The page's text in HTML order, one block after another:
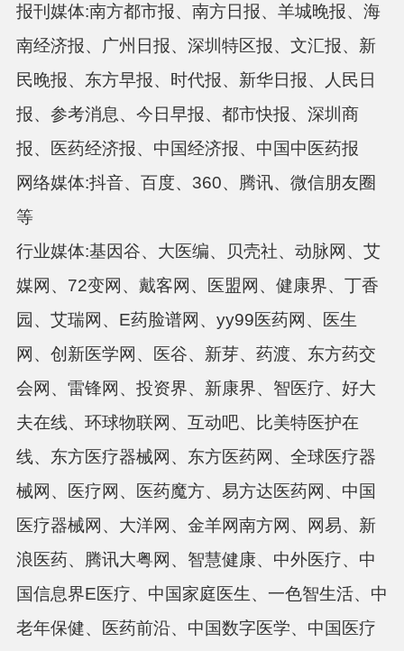
报刊媒体:南方都市报、南方日报、羊城晚报、海
南经济报、广州日报、深圳特区报、文汇报、新
民晚报、东方早报、时代报、新华日报、人民日
报、参考消息、今日早报、都市快报、深圳商
报、医药经济报、中国经济报、中国中医药报
网络媒体:抖音、百度、 360、腾讯、微信朋友圈
等
行业媒体:基因谷、大医编、贝壳社、动脉网、艾
媒网、 72变网、戴客网、医盟网、健康界、丁香
园、艾瑞网、E药脸谱网、yy99医药网、医生
网、创新医学网、医谷、新芽、药渡、东方药交
会网、雷锋网、投资界、新康界、智医疗、好大
夫在线、环球物联网、互动吧、比美特医护在
线、东方医疗器械网、东方医药网、全球医疗器
械网、医疗网、医药魔方、易方达医药网、中国
医疗器械网、大洋网、金羊网南方网、网易、新
浪医药、腾讯大粤网、智慧健康、中外医疗、中
国信息界E医疗、中国家庭医生、一色智生活、中
老年保健、医药前沿、中国数字医学、中国医疗